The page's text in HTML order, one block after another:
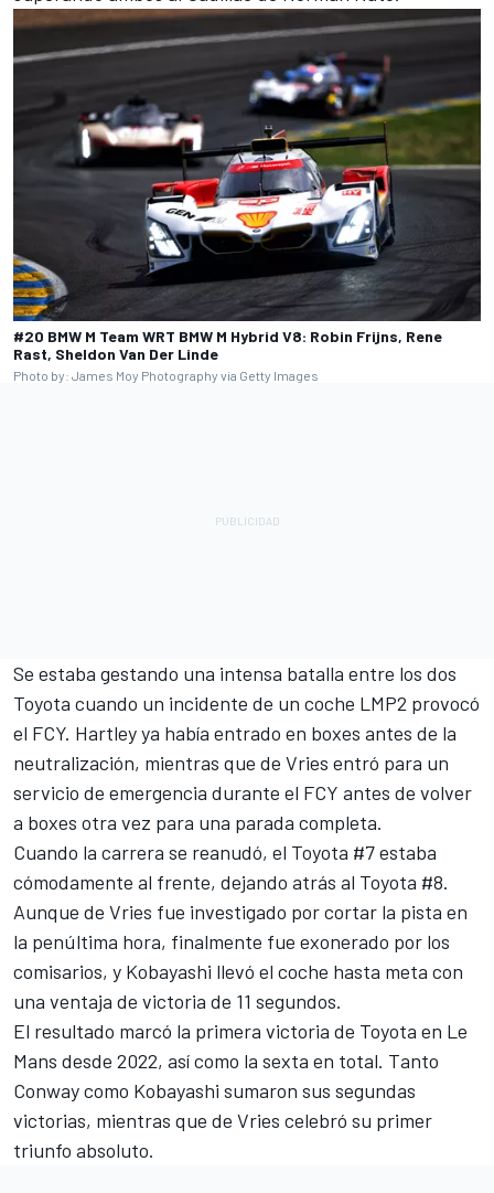
#20 BMW M Team WRT BMW M Hybrid V8: Robin Frijns, Rene
Rast, Sheldon Van Der Linde
Photo by: James Moy Photography via Getty Images
Se estaba gestando una intensa batalla entre los dos
Toyota cuando un incidente de un coche LMP2 provocó
el FCY. Hartley ya había entrado en boxes antes de la
neutralización, mientras que de Vries entró para un
servicio de emergencia durante el FCY antes de volver
a boxes otra vez para una parada completa.
Cuando la carrera se reanudó, el Toyota #7 estaba
cómodamente al frente, dejando atrás al Toyota #8.
Aunque de Vries fue investigado por cortar la pista en
la penúltima hora, finalmente fue exonerado por los
comisarios, y Kobayashi llevó el coche hasta meta con
una ventaja de victoria de 11 segundos.
El resultado marcó la primera victoria de Toyota en Le
Mans desde 2022, así como la sexta en total. Tanto
Conway como Kobayashi sumaron sus segundas
victorias, mientras que de Vries celebró su primer
triunfo absoluto.